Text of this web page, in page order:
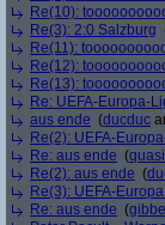
Re(10):
Re(3): 2:0 Salzburg
Re(11):
Re(12):
Re(13):
Re: UEFA-Europa-
aus ende (ducduc
Re(2): UEFA-
Re: aus ende (
Re(2): aus ende (
Re(3): UEFA-
Re: aus ende (